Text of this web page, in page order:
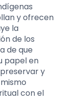
y ofrecen
la
de los
de que
papel en
y
con el